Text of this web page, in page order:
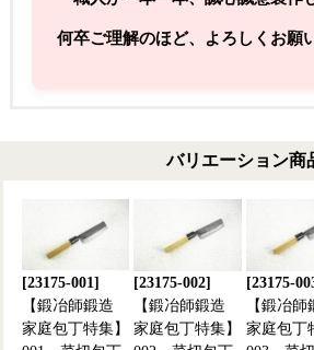
何卒ご理解のほど、よろしくお願
バリエーション商
[23175-001]
【鍛冶師鍛造
家庭包丁特集】
[23175-002]
【鍛冶師鍛造
家庭包丁特集】
[23175-
【鍛冶師
家庭包丁